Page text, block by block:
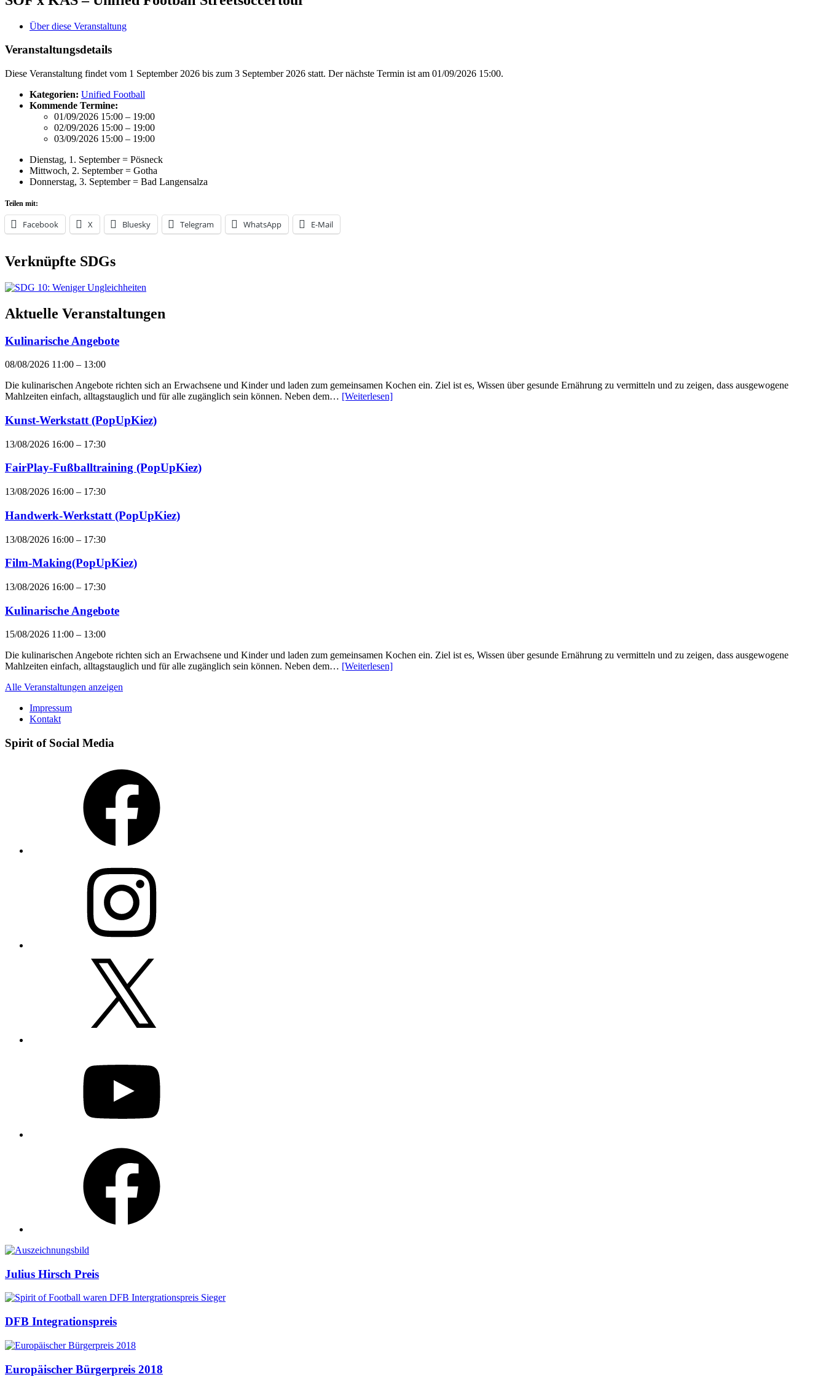
Über diese Veranstaltung
Veranstaltungsdetails
Diese Veranstaltung findet vom 1 September 2026 bis zum 3 September 2026 statt. Der nächste Termin ist am 01/09/2026 15:00.
Kategorien: Unified Football
Kommende Termine:
01/09/2026 15:00 – 19:00
02/09/2026 15:00 – 19:00
03/09/2026 15:00 – 19:00
Dienstag, 1. September = Pösneck
Mittwoch, 2. September = Gotha
Donnerstag, 3. September = Bad Langensalza
Teilen mit:
Facebook X Bluesky Telegram WhatsApp E-Mail
Verknüpfte SDGs
Aktuelle Veranstaltungen
Kulinarische Angebote
08/08/2026 11:00 – 13:00
Die kulinarischen Angebote richten sich an Erwachsene und Kinder und laden zum gemeinsamen Kochen ein. Ziel ist es, Wissen über gesunde Ernährung zu vermitteln und zu zeigen, dass ausgewogene
Mahlzeiten einfach, alltagstauglich und für alle zugänglich sein können. Neben dem… [Weiterlesen]
Kunst-Werkstatt (PopUpKiez)
13/08/2026 16:00 – 17:30
FairPlay-Fußballtraining (PopUpKiez)
13/08/2026 16:00 – 17:30
Handwerk-Werkstatt (PopUpKiez)
13/08/2026 16:00 – 17:30
Film-Making(PopUpKiez)
13/08/2026 16:00 – 17:30
Kulinarische Angebote
15/08/2026 11:00 – 13:00
Die kulinarischen Angebote richten sich an Erwachsene und Kinder und laden zum gemeinsamen Kochen ein. Ziel ist es, Wissen über gesunde Ernährung zu vermitteln und zu zeigen, dass ausgewogene
Mahlzeiten einfach, alltagstauglich und für alle zugänglich sein können. Neben dem… [Weiterlesen]
Alle Veranstaltungen anzeigen
Impressum
Kontakt
Spirit of Social Media
Auszeichnungen
Julius Hirsch Preis
DFB Integrationspreis
Europäischer Bürgerpreis 2018